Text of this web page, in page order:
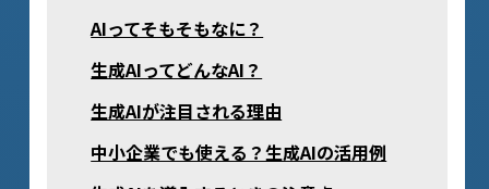
AIってそもそもなに？
生成AIってどんなAI？
生成AIが注目される理由
中小企業でも使える？生成AIの活用例